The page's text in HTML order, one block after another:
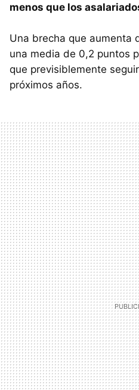
menos que los
Una brecha que aumenta
una media de 0,2 puntos
que previsiblemente
próximos años.